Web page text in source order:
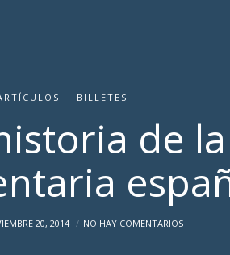
BILLETES
de
20, 2014 NO HAY COMENTARIOS